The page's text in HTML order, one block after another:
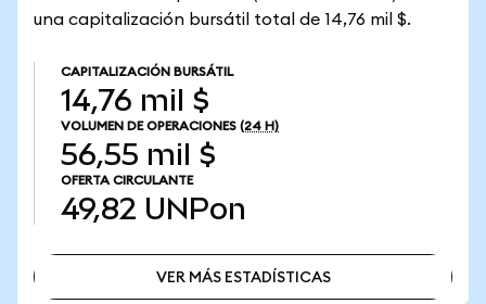
una capitalización bursátil total de 14,76 mil $.
CAPITALIZACIÓN BURSÁTIL
14,76 mil $
VOLUMEN DE OPERACIONES (24 H)
56,55 mil $
OFERTA CIRCULANTE
49,82 UNPon
VER MÁS ESTADÍSTICAS